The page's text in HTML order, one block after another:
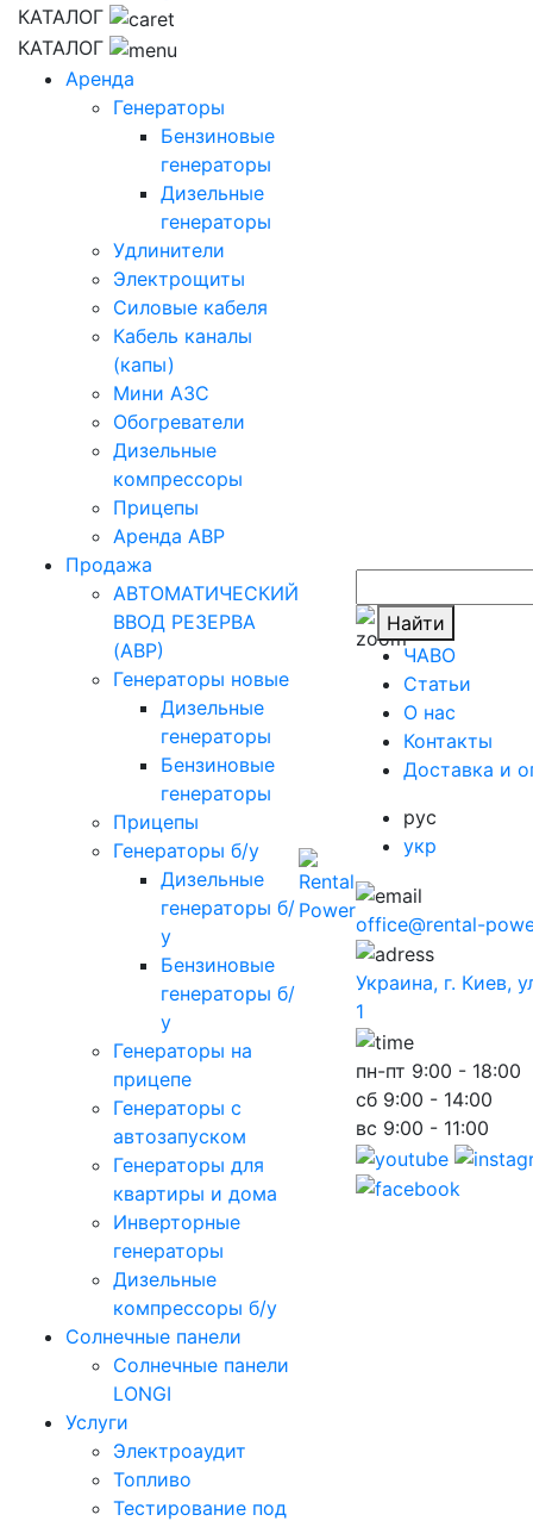
КАТАЛОГ
КАТАЛОГ
Аренда
Генераторы
Бензиновые
генераторы
Дизельные
генераторы
Удлинители
Электрощиты
Силовые кабеля
Кабель каналы
(капы)
Мини АЗС
Обогреватели
Дизельные
компрессоры
Прицепы
Аренда АВР
Продажа
АВТОМАТИЧЕСКИЙ
ВВОД РЕЗЕРВА
(АВР)
Генераторы новые
Дизельные
генераторы
Бензиновые
генераторы
Прицепы
Генераторы б/у
Дизельные
генераторы б/
у
Бензиновые
генераторы б/
у
Генераторы на
прицепе
Генераторы с
автозапуском
Генераторы для
квартиры и дома
Инверторные
генераторы
Дизельные
компрессоры б/у
Солнечные панели
Солнечные панели
LONGI
Услуги
Электроаудит
Топливо
Тестирование под
Найти
ЧАВО
Cтатьи
O нас
Контакты
Доставка и
рус
укр
office@rental-
Украина, г. Киев,
1
пн-пт 9:00 - 18:00
сб 9:00 - 14:00
вс 9:00 - 11:00